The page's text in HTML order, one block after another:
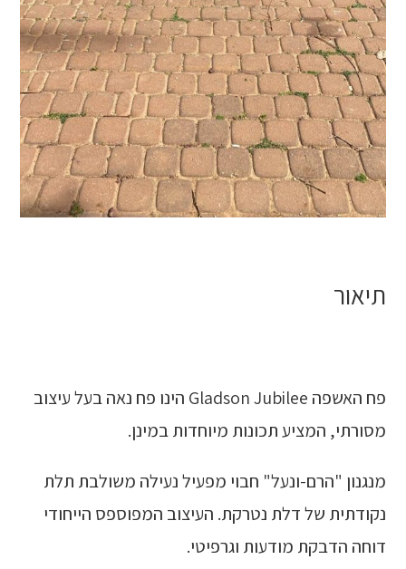
תיאור
פח האשפה Gladson Jubilee הינו פח נאה בעל עיצוב
מסורתי, המציע תכונות מיוחדות במינן.
מנגנון "הרם-ונעל" חבוי מפעיל נעילה משולבת תלת
נקודתית של דלת נטרקת. העיצוב המפוספס הייחודי
דוחה הדבקת מודעות וגרפיטי.